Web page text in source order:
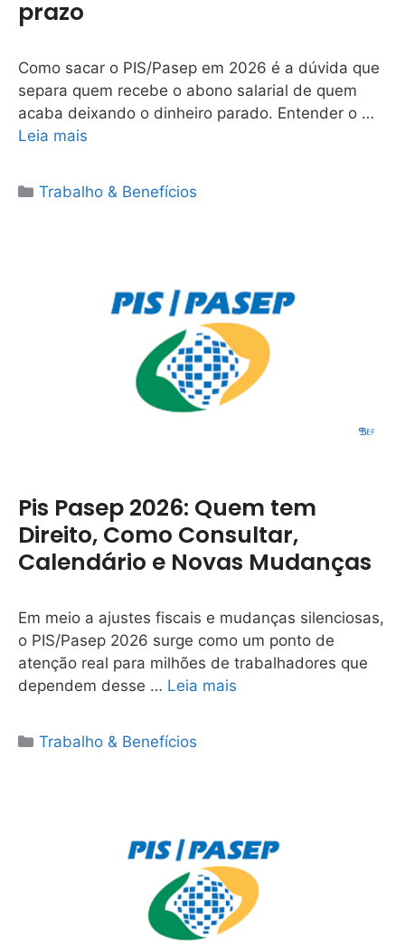
prazo
Como sacar o PIS/Pasep em 2026 é a dúvida que
separa quem recebe o abono salarial de quem
acaba deixando o dinheiro parado. Entender o …
Leia mais
Categorias
Trabalho & Benefícios
Pis Pasep 2026: Quem tem
Direito, Como Consultar,
Calendário e Novas Mudanças
Em meio a ajustes fiscais e mudanças silenciosas,
o PIS/Pasep 2026 surge como um ponto de
atenção real para milhões de trabalhadores que
dependem desse … Leia mais
Categorias
Trabalho & Benefícios